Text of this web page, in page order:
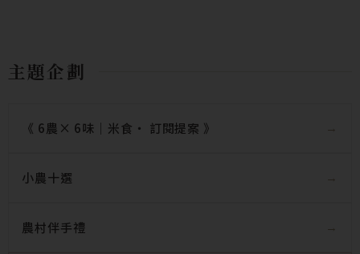
主題企劃
《 6農× 6味｜米食‧ 訂閱提案 》
小農十選
農村伴手禮